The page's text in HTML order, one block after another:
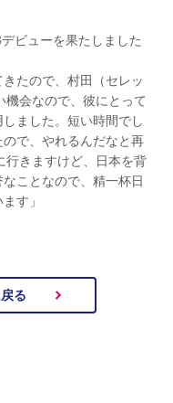
ビューを果たしました
たので、村田（セレッ
会なので、彼にとって
ました。短い時間でし
で、やれるんだなと再
行きますけど、日本を背
ことなので、精一杯日
す」
る